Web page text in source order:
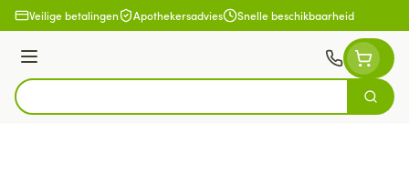
Ga naar de inhoud
Veilige betalingen Apothekersadvies Snelle beschikbaarheid
Menu
Product, merk, categorie...
Zoek